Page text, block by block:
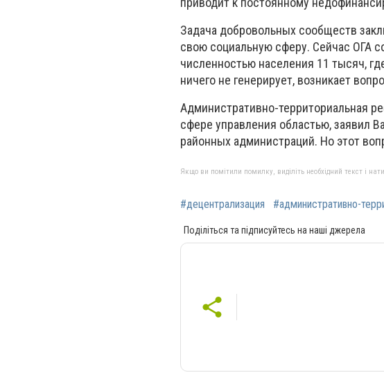
Задача добровольных сообществ
свою социальную сферу. Сейчас ОГА
численностью населения 11 тысяч,
ничего не генерирует, возникает
Административно-территориальная
сфере управления областью, заявил
районных администраций. Но этот
Якщо ви помітили помилку, виділіть необхідний текст і
#децентрализация #административно-
Поділіться та підписуйтесь на наші джерела